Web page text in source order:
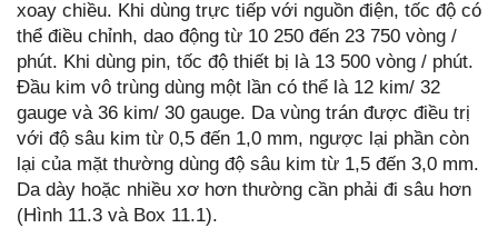
xoay chiều. Khi dùng trực tiếp với nguồn điện, tốc độ có
thể điều chỉnh, dao động từ 10 250 đến 23 750 vòng /
phút. Khi dùng pin, tốc độ thiết bị là 13 500 vòng / phút.
Đầu kim vô trùng dùng một lần có thể là 12 kim/ 32
gauge và 36 kim/ 30 gauge. Da vùng trán được điều trị
với độ sâu kim từ 0,5 đến 1,0 mm, ngược lại phần còn
lại của mặt thường dùng độ sâu kim từ 1,5 đến 3,0 mm.
Da dày hoặc nhiều xơ hơn thường cần phải đi sâu hơn
(Hình 11.3 và Box 11.1).